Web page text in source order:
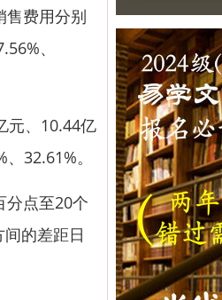
费用分别
、
、10.44亿
32.61%。
点至20个
的差距日